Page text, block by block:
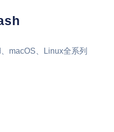
macOS、Linux全系列